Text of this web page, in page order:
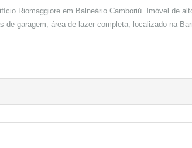
Riomaggiore em Balneário Camboriú. Imóvel de
de garagem, área de lazer completa, localizado na